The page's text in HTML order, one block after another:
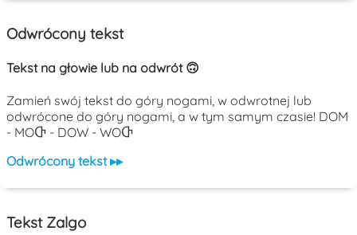
Odwrócony tekst
Tekst na głowie lub na odwrót 🙃
Zamień swój tekst do góry nogami, w odwrotnej lub
odwrócone do góry nogami, a w tym samym czasie! DOM
- MOႧ - DOW - WOႧ
Odwrócony tekst ▸▸
Tekst Zalgo